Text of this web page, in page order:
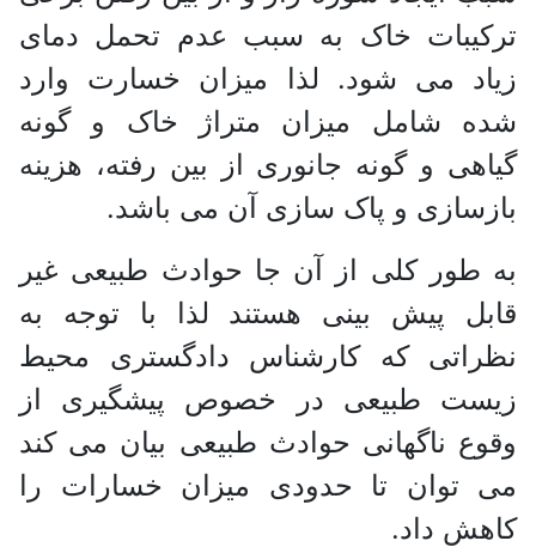
ترکیبات خاک به سبب عدم تحمل دمای
زیاد می شود. لذا میزان خسارت وارد
شده شامل میزان متراژ خاک و گونه
گیاهی و گونه جانوری از بین رفته، هزینه
بازسازی و پاک سازی آن می باشد.
به طور کلی از آن جا حوادث طبیعی غیر
قابل پیش بینی هستند لذا با توجه به
نظراتی که کارشناس دادگستری محیط
زیست طبیعی در خصوص پیشگیری از
وقوع ناگهانی حوادث طبیعی بیان می کند
می توان تا حدودی میزان خسارات را
کاهش داد.